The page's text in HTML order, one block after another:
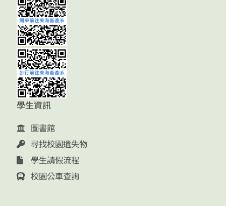
學生資訊
圖書館
尋找校園遺失物
學生請假流程
校園公車查詢